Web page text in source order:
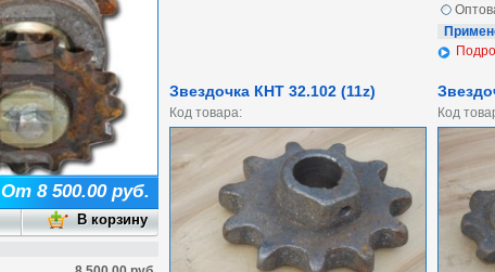
От 8 500.00 руб.
Звездочка КНТ 32.102 (11z)
Код товара: Код